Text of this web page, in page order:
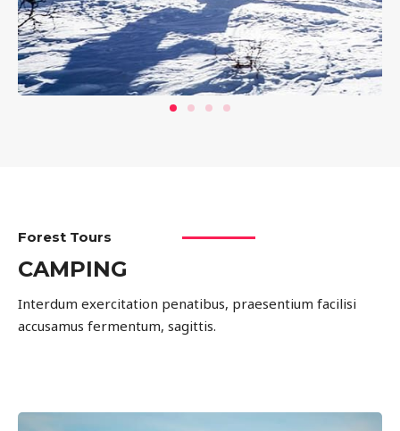
Forest Tours
CAMPING
Interdum exercitation penatibus, praesentium facilisi
accusamus fermentum, sagittis.